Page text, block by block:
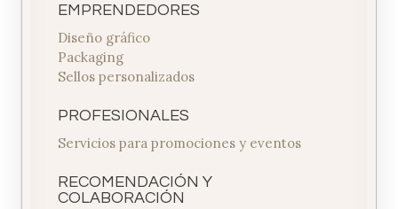
EMPRENDEDORES
Diseño gráfico
Packaging
Sellos personalizados
PROFESIONALES
Servicios para promociones y eventos
RECOMENDACIÓN Y
COLABORACIÓN